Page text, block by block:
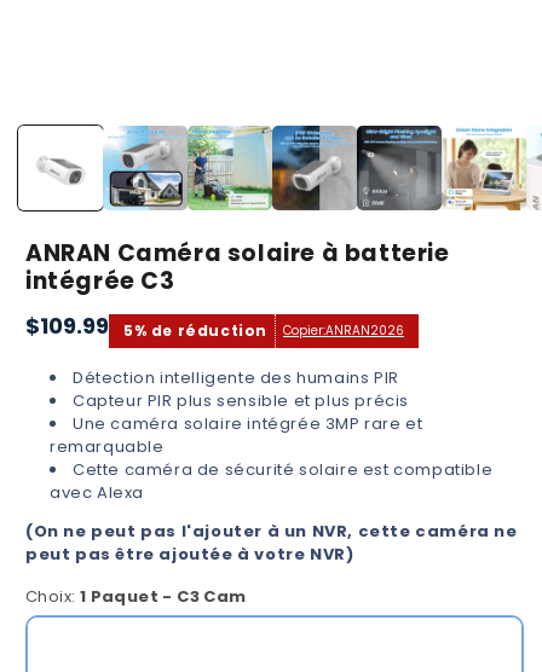
le
média
une
modale
ANRAN Caméra solaire à batterie
intégrée C3
Prix
$109.99 5% de réduction Copier:ANRAN2026
Détection intelligente des humains PIR
Capteur PIR plus sensible et plus précis
Une caméra solaire intégrée 3MP rare et
remarquable
Cette caméra de sécurité solaire est compatible
avec Alexa
(On ne peut pas l'ajouter à un NVR, cette caméra ne
peut pas être ajoutée à votre NVR)
Choix: 1 Paquet - C3 Cam